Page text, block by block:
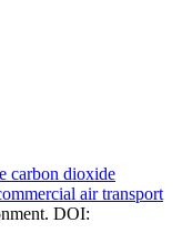
carbon dioxide
air transport
DOI: